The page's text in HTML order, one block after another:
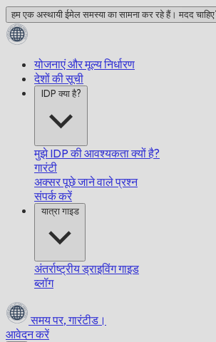
हम एक अस्थायी ईमेल समस्या का सामना कर रहे हैं। मदद
योजनाएं और मूल्य निर्धारण
देशों की सूची
IDP क्या है?
मुझे IDP की आवश्यकता क्यों है?
गारंटी
अक्सर पूछे जाने वाले प्रश्न
संपर्क करें
यात्रा गाइड
अंतर्राष्ट्रीय ड्राइविंग गाइड
ब्लॉग
समय पर, गारंटीड।
आवेदन करें